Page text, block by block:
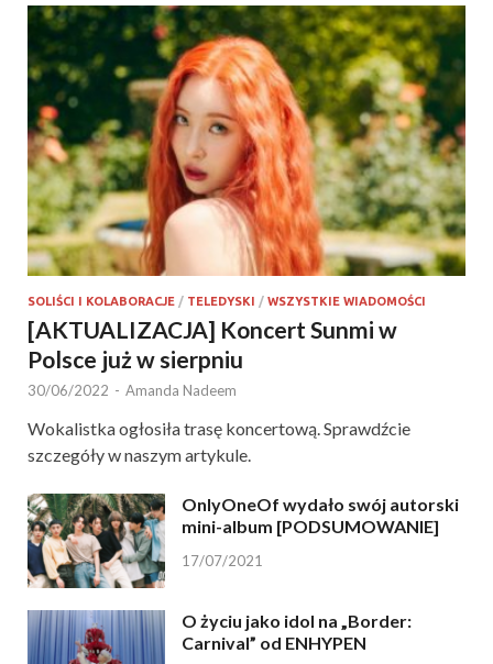
SOLIŚCI I KOLABORACJE / TELEDYSKI / WSZYSTKIE WIADOMOŚCI
[AKTUALIZACJA] Koncert Sunmi w
Polsce już w sierpniu
30/06/2022 - Amanda Nadeem
Wokalistka ogłosiła trasę koncertową. Sprawdźcie
szczegóły w naszym artykule.
OnlyOneOf wydało swój autorski
mini-album [PODSUMOWANIE]
17/07/2021
O życiu jako idol na „Border:
Carnival” od ENHYPEN